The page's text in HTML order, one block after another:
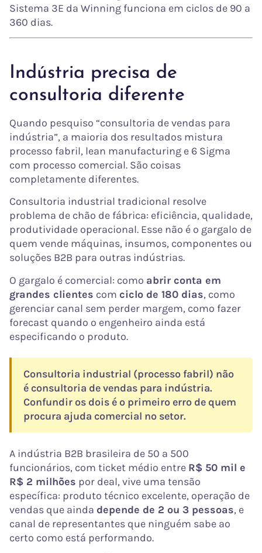
Sistema 3E da Winning funciona em ciclos de 90 a
360 dias.
Indústria precisa de
consultoria diferente
Quando pesquiso “consultoria de vendas para
indústria”, a maioria dos resultados mistura
processo fabril, lean manufacturing e 6 Sigma
com processo comercial. São coisas
completamente diferentes.
Consultoria industrial tradicional resolve
problema de chão de fábrica: eficiência, qualidade,
produtividade operacional. Esse não é o gargalo de
quem vende máquinas, insumos, componentes ou
soluções B2B para outras indústrias.
O gargalo é comercial: como abrir conta em
grandes clientes com ciclo de 180 dias, como
gerenciar canal sem perder margem, como fazer
forecast quando o engenheiro ainda está
especificando o produto.
Consultoria industrial (processo fabril) não
é consultoria de vendas para indústria.
Confundir os dois é o primeiro erro de quem
procura ajuda comercial no setor.
A indústria B2B brasileira de 50 a 500
funcionários, com ticket médio entre R$ 50 mil e
R$ 2 milhões por deal, vive uma tensão
específica: produto técnico excelente, operação de
vendas que ainda depende de 2 ou 3 pessoas, e
canal de representantes que ninguém sabe ao
certo como está performando.